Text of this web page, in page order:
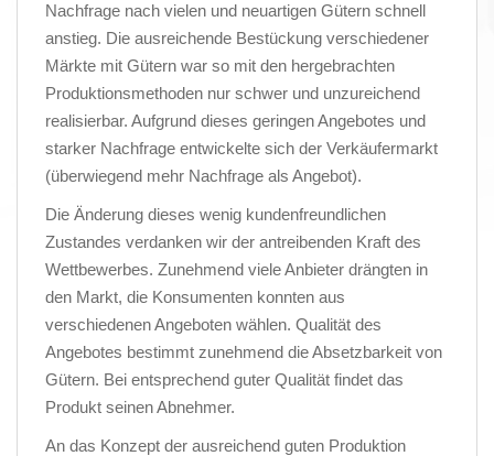
Nachfrage nach vielen und neuartigen Gütern schnell
anstieg. Die ausreichende Bestückung verschiedener
Märkte mit Gütern war so mit den hergebrachten
Produktionsmethoden nur schwer und unzureichend
realisierbar. Aufgrund dieses geringen Angebotes und
starker Nachfrage entwickelte sich der Verkäufermarkt
(überwiegend mehr Nachfrage als Angebot).
Die Änderung dieses wenig kundenfreundlichen
Zustandes verdanken wir der antreibenden Kraft des
Wettbewerbes. Zunehmend viele Anbieter drängten in
den Markt, die Konsumenten konnten aus
verschiedenen Angeboten wählen. Qualität des
Angebotes bestimmt zunehmend die Absetzbarkeit von
Gütern. Bei entsprechend guter Qualität findet das
Produkt seinen Abnehmer.
An das Konzept der ausreichend guten Produktion